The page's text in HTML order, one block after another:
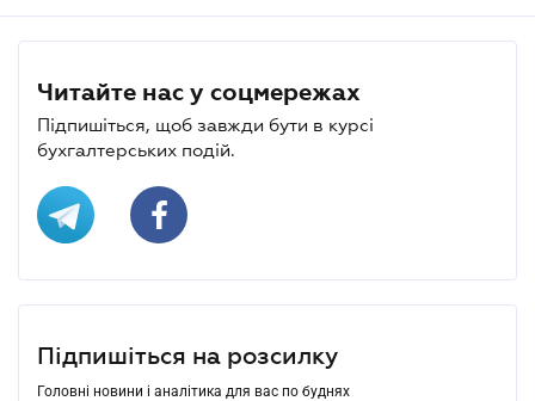
Читайте нас у соцмережах
Підпишіться, щоб завжди бути в курсі
бухгалтерських подій.
Підпишіться на розсилку
Головні новини і аналітика для вас по буднях